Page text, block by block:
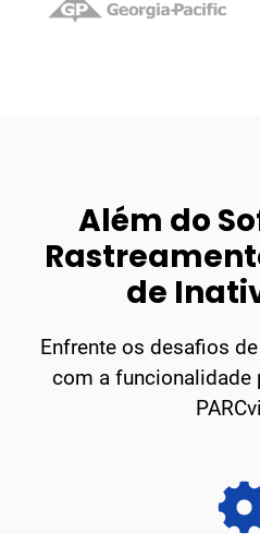
Além do
de
Enfrente os desafios
com a funcionalidade